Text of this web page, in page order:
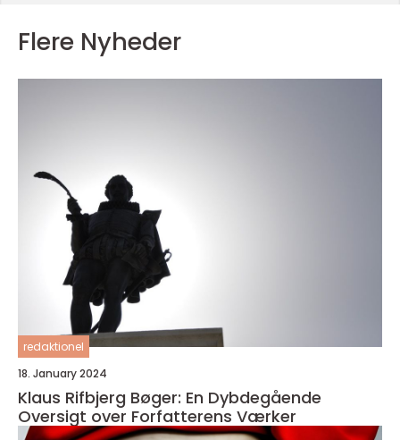
Flere Nyheder
redaktionel
18. January 2024
Klaus Rifbjerg Bøger: En Dybdegående
Oversigt over Forfatterens Værker